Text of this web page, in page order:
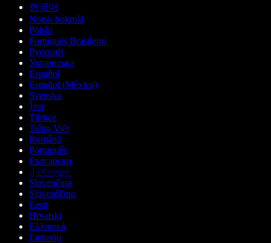
한국어
Norsk bokmål
Polski
Português Brasileiro
Русский
Українська
Español
Español (México)
Svenska
ไทย
Türkçe
Tiếng Việt
Română
Português
Български
ქართული
Slovenčina
Slovenščina
Eesti
Hrvatski
Ελληνικά
Lietuvių